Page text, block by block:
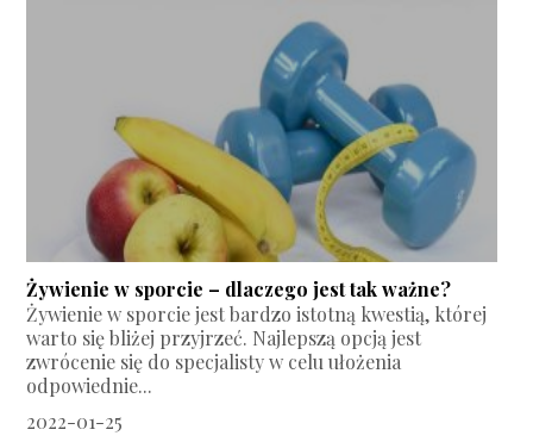
Żywienie w sporcie – dlaczego jest tak ważne?
Żywienie w sporcie jest bardzo istotną kwestią, której
warto się bliżej przyjrzeć. Najlepszą opcją jest
zwrócenie się do specjalisty w celu ułożenia
odpowiednie...
2022-01-25